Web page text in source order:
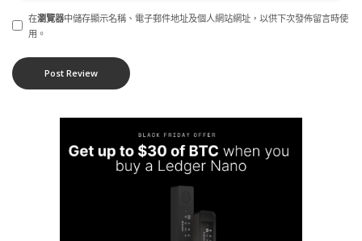
在瀏覽器中儲存顯示名稱、電子郵件地址及個人網站網址，以供下次發佈留言時使
用。